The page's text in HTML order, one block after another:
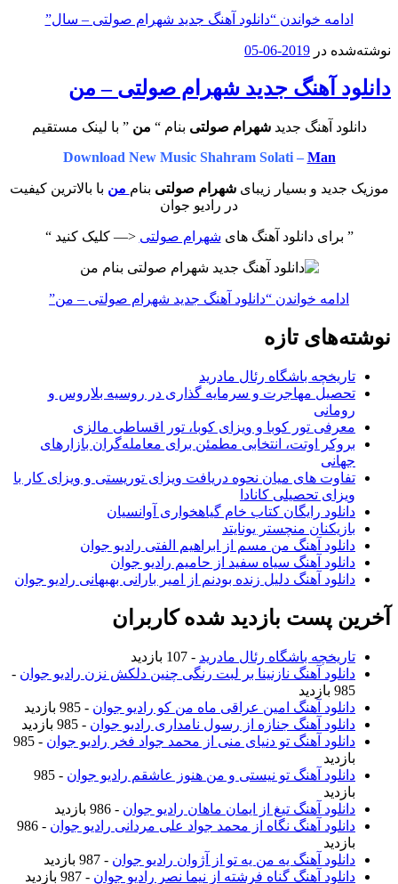
ادامه خواندن “دانلود آهنگ جدید شهرام صولتی – سال”
نوشته‌شده در 2019-06-05
دانلود آهنگ جدید شهرام صولتی – من
دانلود آهنگ جدید شهرام صولتی بنام “ من” با لینک مستقیم
Download New Music Shahram Solati – Man
موزیک جدید و بسیار زیبای شهرام صولتی بنام من با بالاترین کیفیت
در رادیو جوان
” برای دانلود آهنگ های شهرام صولتی <— کلیک کنید “
ادامه خواندن “دانلود آهنگ جدید شهرام صولتی – من”
نوشته‌های تازه
تاریخچه باشگاه رئال مادرید
تحصیل مهاجرت و سرمایه گذاری در روسیه بلاروس و
رومانی
معرفی تور کوبا و ویزای کوبا، تور اقساطی مالزی
بروکر اوتت، انتخابی مطمئن برای معامله‌گران بازارهای
جهانی
تفاوت های میان نحوه دریافت ویزای توریستی و ویزای کار با
ویزای تحصیلی کانادا
دانلود رایگان کتاب خام گیاهخواری آوانسیان
بازیکنان منچستر یونایتد
دانلود آهنگ من مسم از ابراهیم الفتی رادیو جوان
دانلود آهنگ سیاه سفید از حامیم رادیو جوان
دانلود آهنگ دلیل زنده بودنم از امیر بارانی بهبهانی رادیو جوان
آخرین پست بازدید شده کاربران
تاریخچه باشگاه رئال مادرید - 107 بازدید
دانلود آهنگ نازنینا بر لبت رنگی چنین دلکش نزن رادیو جوان -
985 بازدید
دانلود آهنگ امین عراقی ماه من کو رادیو جوان - 985 بازدید
دانلود آهنگ جنازه از رسول نامداری رادیو جوان - 985 بازدید
دانلود آهنگ تو دنیای منی از محمد جواد فخر رادیو جوان
- 985
بازدید
دانلود آهنگ تو نیستی و من هنوز عاشقم رادیو جوان
- 985
بازدید
دانلود آهنگ تیغ از ایمان ماهان رادیو جوان - 986 بازدید
دانلود آهنگ نگاه از محمد جواد علی مردانی رادیو جوان
- 986
بازدید
دانلود آهنگ یه من یه تو از آژوان رادیو جوان - 987 بازدید
دانلود آهنگ گناه فرشته از نیما نصر رادیو جوان - 987 بازدید